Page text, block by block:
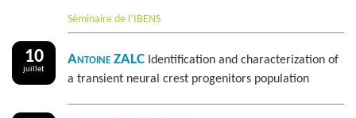
Séminaire de l’IBENS
10
juillet
Antoine ZALC Identification and characterization of
a transient neural crest progenitors population